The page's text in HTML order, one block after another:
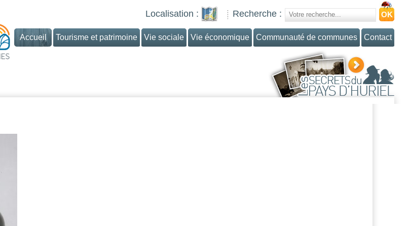
Accueil Tourisme et patrimoine Vie sociale Vie économique Communauté de communes Contact
Localisation : Recherche :